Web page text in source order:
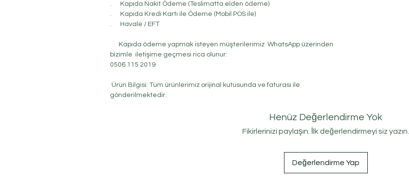
. Kapıda Nakit Ödeme (Teslimatta elden ödeme)
. Kapıda Kredi Kartı ile Ödeme (Mobil POS ile)
. Havale / EFT
Kapıda ödeme yapmak isteyen müşterilerimiz WhatsApp üzerinden
bizimle iletişime geçmesi rica olunur:
0506 115 2019
Ürün Bilgisi: Tüm ürünlerimiz orijinal kutusunda ve faturası ile
gönderilmektedir.
Henüz Değerlendirme Yok
Fikirlerinizi paylaşın. İlk değerlendirmeyi siz yazın.
Değerlendirme Yap